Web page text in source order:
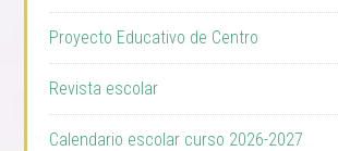
Proyecto Educativo de Centro
Revista escolar
Calendario escolar curso 2026-2027